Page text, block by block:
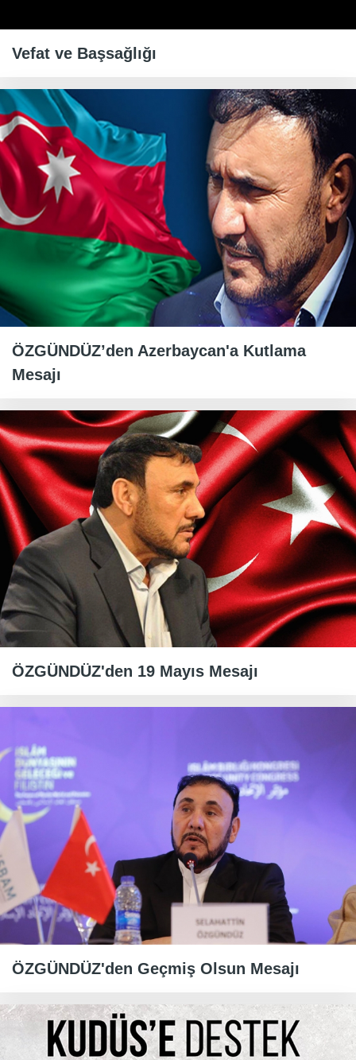
Vefat ve Başsağlığı
ÖZGÜNDÜZ’den Azerbaycan'a Kutlama
Mesajı
ÖZGÜNDÜZ'den 19 Mayıs Mesajı
ÖZGÜNDÜZ'den Geçmiş Olsun Mesajı